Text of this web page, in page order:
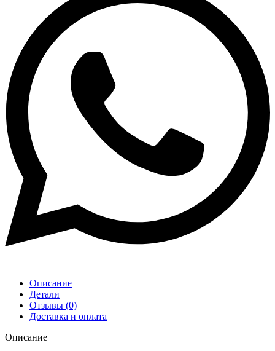
Описание
Детали
Отзывы (0)
Доставка и оплата
Описание